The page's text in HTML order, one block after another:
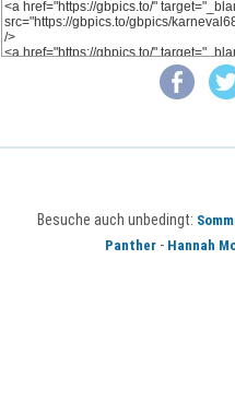
Besuche auch unbedingt:
Panther- Hannah